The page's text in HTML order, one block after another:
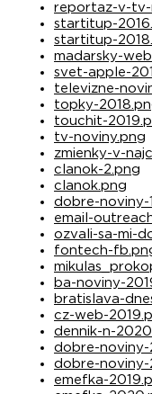
reportaz-v-tv-
startitup-
startitup-
madarsky-
svet-apple-
televizne-
topky-
touchit-
tv-noviny.png
zmienky-v-
clanok-2.png
clanok.png
dobre-noviny-
email-
ozvali-sa-mi-
fontech-
ba-noviny-
bratislava-
cz-web-
dennik-n-
dobre-noviny-
dobre-noviny-
emefka-